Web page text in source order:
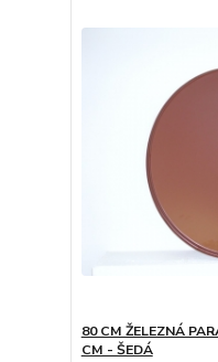
80 CM ŽELEZNÁ
CM - ŠEDÁ